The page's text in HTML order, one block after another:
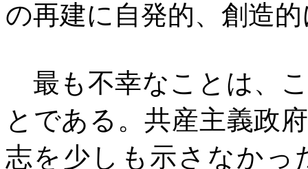
の再建に自発的、創造
最も不幸なことは、
とである。共産主義政
志を少しも示さなかっ